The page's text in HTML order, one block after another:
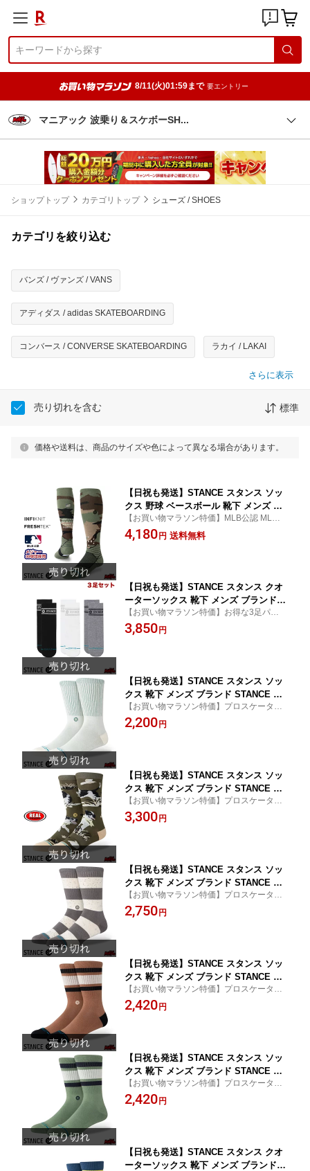
8/11(火)01:59まで 要エントリー
マニアック 波乗り＆スケボーSH
ショップトップ カテゴリトップ シューズ / SHOES
カテゴリを絞り込む
バンズ / ヴァンズ / VANS
アディダス / adidas SKATEBOARDING
コンバース / CONVERSE SKATEBOARDING ラカイ / LAKAI
さらに表示
売り切れを含む 標準
価格や送料は、商品のサイズや色によって異なる場合があります。
【日祝も発送】STANCE スタンス ソッ
クス 野球 ベースボール 靴下 メンズ ブ
ランド STANCE SOCKS DMND PRO A
RMED FORCES 2026 - GREEN アーム
【お買い物マラソン特価】MLB公認 MLB30
球団採用の野球専用ソックス！耐久性、機
能性に優れたハイパフォーマンスソック
4,180円 送料無料
【日祝も発送】STANCE スタンス クオ
ーターソックス 靴下 メンズ ブランド S
TANCE SOCKS VITAL QUARTER 3 PA
CK - MULTI 3足セット スケーターソッ
【お買い物マラソン特価】お得な3足パッ
ク！プロスケーターが作り上げるおしゃれ
なブランドソックス！
3,850円
【日祝も発送】STANCE スタンス ソッ
クス 靴下 メンズ ブランド STANCE SO
CKS ICON POP CREW - CANVAS スケ
ーターソックス ハイソックス メンズソ
【お買い物マラソン特価】プロスケーター
が作り上げるおしゃれなブランドソック
ス！
2,200円
【日祝も発送】STANCE スタンス ソッ
クス 靴下 メンズ ブランド STANCE SO
CKS ISHOD CREW - DARK GREEN イ
ショッドウェア スケーターソックス ハ
【お買い物マラソン特価】プロスケーター
が作り上げるおしゃれなブランドソック
ス！
3,300円
【日祝も発送】STANCE スタンス ソッ
クス 靴下 メンズ ブランド STANCE SO
CKS NEP STRIPE CREW - GREY スケ
ーターソックス ハイソックス メンズソ
【お買い物マラソン特価】プロスケーター
が作り上げるおしゃれなブランドソック
ス！
2,750円
【日祝も発送】STANCE スタンス ソッ
クス 靴下 メンズ ブランド STANCE SO
CKS BOYD ST - DARK ROAST スケー
ターソックス ハイソックス メンズソッ
【お買い物マラソン特価】プロスケーター
が作り上げるおしゃれなブランドソック
ス！
2,420円
【日祝も発送】STANCE スタンス ソッ
クス 靴下 メンズ ブランド STANCE SO
CKS BOYD ST - GREEN スケーターソ
ックス ハイソックス メンズソックス お
【お買い物マラソン特価】プロスケーター
が作り上げるおしゃれなブランドソック
ス！
2,420円
【日祝も発送】STANCE スタンス クオ
ーターソックス 靴下 メンズ ブランド S